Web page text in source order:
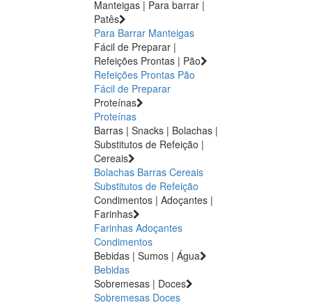
Manteigas | Para barrar |
Patês
Para Barrar Manteigas
Fácil de Preparar |
Refeições Prontas | Pão
Refeições Prontas Pão
Fácil de Preparar
Proteínas
Proteínas
Barras | Snacks | Bolachas |
Substitutos de Refeição |
Cereais
Bolachas Barras Cereais
Substitutos de Refeição
Condimentos | Adoçantes |
Farinhas
Farinhas Adoçantes
Condimentos
Bebidas | Sumos | Água
Bebidas
Sobremesas | Doces
Sobremesas Doces